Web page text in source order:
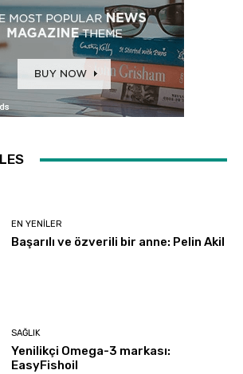
EN YENILER
Başarılı ve özverili bir anne: Pelin Akil
SAĞLIK
Yenilikçi Omega-3 markası:
EasyFishoil